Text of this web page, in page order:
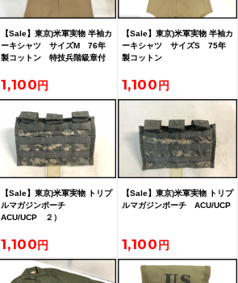
【Sale】東京)米軍実物 半袖カ
ーキシャツ サイズM 76年
製コットン 特技兵階級章付
1,100
【Sale】東京)米軍実物 半袖カ
ーキシャツ サイズS 75年
製コットン
1,100
【Sale】東京)米軍実物 トリプ
ルマガジンポーチ
ACU/UCP ２）
1,100
【Sale】東京)米軍実物 トリプ
ルマガジンポーチ ACU/UCP
1,100